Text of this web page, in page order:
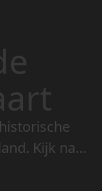
Kijk naar